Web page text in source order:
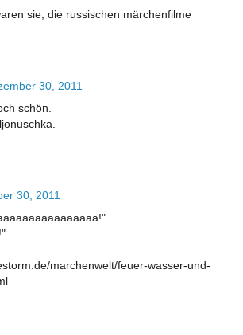
sie, die russischen märchenfilme
30, 2011
schön.
30, 2011
marchenwelt/feuer-wasser-und-